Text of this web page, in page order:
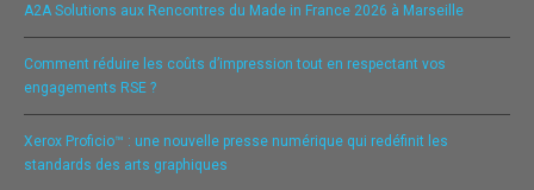
A2A Solutions aux Rencontres du Made in France 2026 à Marseille
Comment réduire les coûts d’impression tout en respectant vos
engagements RSE ?
Xerox Proficio™ : une nouvelle presse numérique qui redéfinit les
standards des arts graphiques